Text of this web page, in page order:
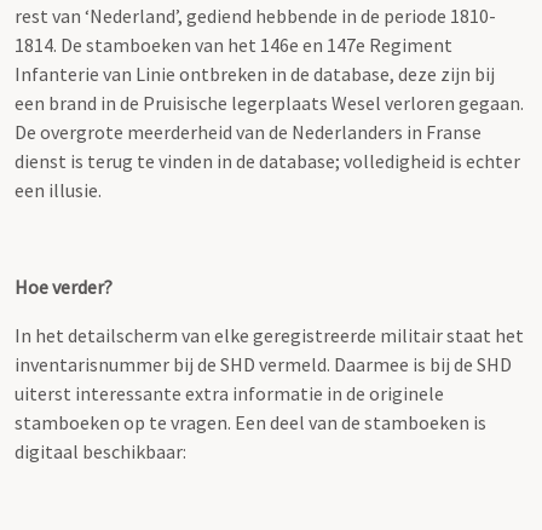
rest van ‘Nederland’, gediend hebbende in de periode 1810-
1814. De stamboeken van het 146e en 147e Regiment
Infanterie van Linie ontbreken in de database, deze zijn bij
een brand in de Pruisische legerplaats Wesel verloren gegaan.
De overgrote meerderheid van de Nederlanders in Franse
dienst is terug te vinden in de database; volledigheid is echter
een illusie.
Hoe verder?
In het detailscherm van elke geregistreerde militair staat het
inventarisnummer bij de SHD vermeld. Daarmee is bij de SHD
uiterst interessante extra informatie in de originele
stamboeken op te vragen. Een deel van de stamboeken is
digitaal beschikbaar: